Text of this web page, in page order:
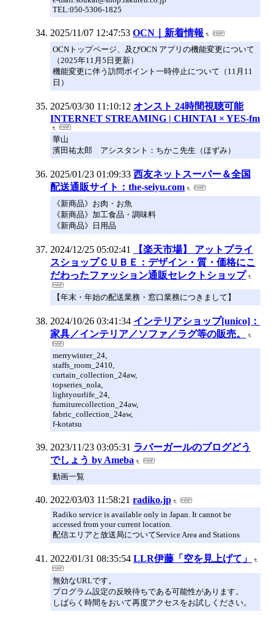
TEL:050-5306-1825
2025/11/07 12:47:53 OCN｜新着情報
OCNトップページ、及びOCN アプリの機能変更について
（2025年11月5日更新）
機能変更に伴う訪問ポイント一時停止について（11月11
日）
2025/03/30 11:10:12 オンスト 24時間視聴可能
INTERNET STREAMING | CHINTAI × YES-fm
華山
濱田祐太郎 アシスタント：ちかこ先生（ほずみ）
2025/01/23 01:09:33 西友ネットスーパー＆全国
配送通販サイト：the-seiyu.com
《新商品》お肉・お魚
《新商品》加工食品・調味料
《新商品》日用品
2024/12/25 05:02:41
【楽天市場】 アットプライ
スショップＣＵＢＥ：デザイン・質・価格にこ
だわったファッション通販セレクトショップ
【年末・年始の配送業務・窓口業務につきまして】
2024/10/26 03:41:34 インテリアショップ[unico]：
家具／インテリア／ソファ／ラグ等の販売。
merrywinter_24,
staffs_room_2410,
curtain_collection_24aw,
topseries_nola,
lightyourlife_24,
furniturecollection_24aw,
fabric_collection_24aw,
f-kotatsu
2023/11/23 03:05:31 ラバーガールのブログどう
でしょう by Ameba
動画一覧
2022/03/03 11:58:21 radiko.jp
Radiko service is available only in Japan. It cannot be
accessed from your current location.
配信エリアと放送局についてService Area and Stations
2022/01/31 08:35:54 LLR伊藤「空を見上げて」
無効なURLです。
プログラム設定の反映待ちである可能性があります。
しばらく時間をおいて再度アクセスをお試しください。